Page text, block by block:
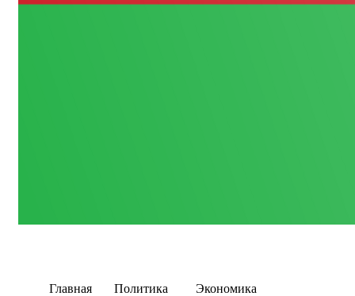
Главная Политика Экономика